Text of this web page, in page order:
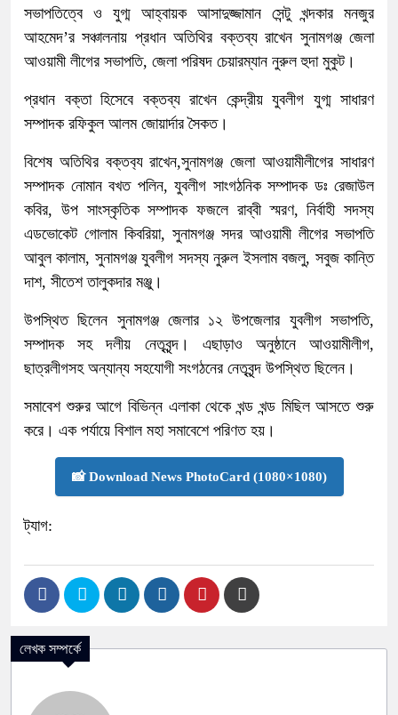
সভাপতিত্বে ও যুগ্ম আহ্বায়ক আসাদুজ্জামান সেন্টু খন্দকার মনজুর
আহমেদ’র সঞ্চালনায় প্রধান অতিথির বক্তব্য রাখেন সুনামগঞ্জ জেলা
আওয়ামী লীগের সভাপতি, জেলা পরিষদ চেয়ারম্যান নুরুল হুদা মুকুট।
প্রধান বক্তা হিসেবে বক্তব্য রাখেন কেন্দ্রীয় যুবলীগ যুগ্ম সাধারণ
সম্পাদক রফিকুল আলম জোয়ার্দার সৈকত।
বিশেষ অতিথির বক্তব‍্য রাখেন,সুনামগঞ্জ জেলা আওয়ামীলীগের সাধারণ
সম্পাদক নোমান বখত পলিন, যুবলীগ সাংগঠনিক সম্পাদক ডঃ রেজাউল
কবির, উপ সাংস্কৃতিক সম্পাদক ফজলে রাব্বী স্মরণ, নির্বাহী সদস্য
এডভোকেট গোলাম কিবরিয়া, সুনামগঞ্জ সদর আওয়ামী লীগের সভাপতি
আবুল কালাম, সুনামগঞ্জ যুবলীগ সদস্য নুরুল ইসলাম বজলু, সবুজ কান্তি
দাশ, সীতেশ তালুকদার মঞ্জু।
উপস্থিত ছিলেন সুনামগঞ্জ জেলার ১২ উপজেলার যুবলীগ সভাপতি,
সম্পাদক সহ দলীয় নেতৃবৃন্দ। এছাড়াও অনুষ্ঠানে আওয়ামীলীগ,
ছাত্রলীগসহ অন্যান্য সহযোগী সংগঠনের নেতৃবৃন্দ উপস্থিত ছিলেন।
সমাবেশ শুরুর আগে বিভিন্ন এলাকা থেকে খন্ড খন্ড মিছিল আসতে শুরু
করে। এক পর্যায়ে বিশাল মহা সমাবেশে পরিণত হয়।
📸 Download News PhotoCard (1080×1080)
ট্যাগ:
লেখক সম্পর্কে